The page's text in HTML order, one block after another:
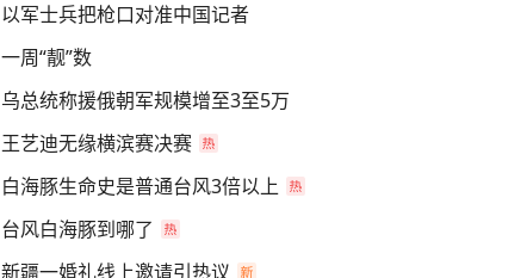
以军士兵把枪口对准中国记者
一周“靓”数
乌总统称援俄朝军规模增至3至5万
王艺迪无缘横滨赛决赛
白海豚生命史是普通台风3倍以上
台风白海豚到哪了
新疆一婚礼线上邀请引热议